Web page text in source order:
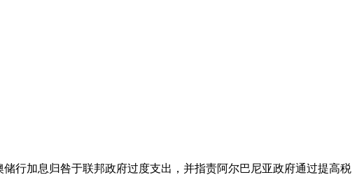
行加息归咎于联邦政府过度支出，并指责阿尔巴尼亚政府通过提高税